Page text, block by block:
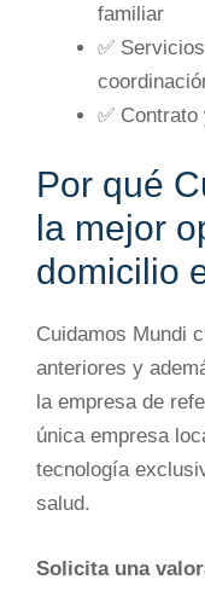
familiar
✅
✅
Por qué
la mejor
domicilio
Cuidamos Mundi
anteriores y
la empresa de
única empresa
tecnología
salud.
Solicita una